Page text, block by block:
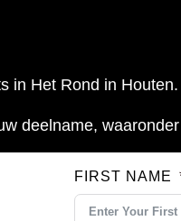
in Het Rond in Houten.
deelname,
FIRST NAME